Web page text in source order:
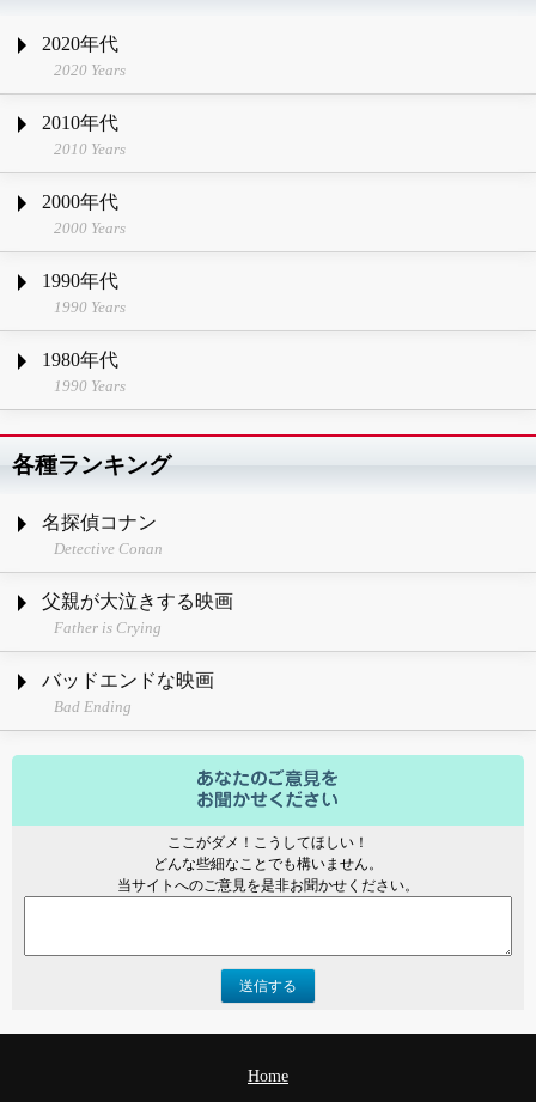
2020年代
2020 Years
2010年代
2010 Years
2000年代
2000 Years
1990年代
1990 Years
1980年代
1990 Years
各種ランキング
名探偵コナン
Detective Conan
父親が大泣きする映画
Father is Crying
バッドエンドな映画
Bad Ending
ここがダメ！こうしてほしい！
どんな些細なことでも構いません。
当サイトへのご意見を是非お聞かせください。
送信する
Home